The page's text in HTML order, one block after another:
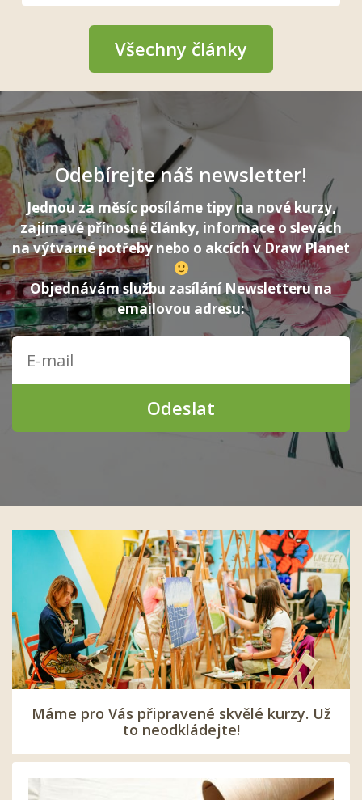
Všechny články
Odebírejte náš newsletter!
Jednou za měsíc posíláme tipy na nové kurzy,
zajímavé přínosné články, informace o slevách
na výtvarné potřeby nebo o akcích v Draw Planet
Objednávám službu zasílání Newsletteru na
emailovou adresu:
Odeslat
Máme pro Vás připravené skvělé kurzy. Už
to neodkládejte!